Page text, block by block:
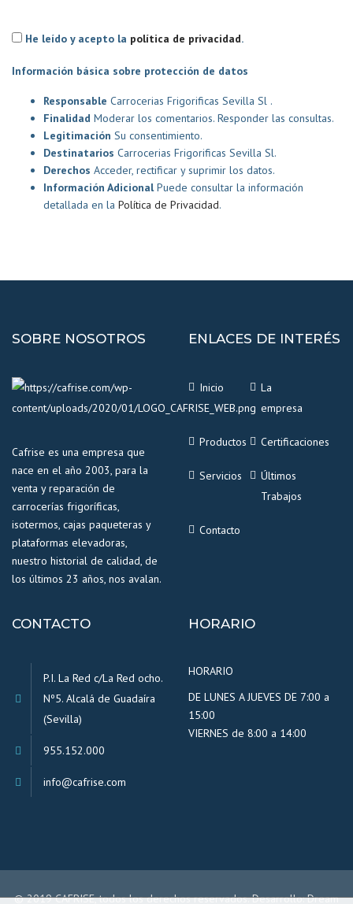
He leído y acepto la política de privacidad.
Información básica sobre protección de datos
Responsable Carrocerias Frigorificas Sevilla Sl .
Finalidad Moderar los comentarios. Responder las consultas.
Legitimación Su consentimiento.
Destinatarios Carrocerias Frigorificas Sevilla Sl.
Derechos Acceder, rectificar y suprimir los datos.
Información AdicionalPuede consultar la información
detallada en la Política de Privacidad.
SOBRE NOSOTROS
Cafrise es una empresa que
nace en el año 2003, para la
venta y reparación de
carrocerías frigoríficas,
isotermos, cajas paqueteras y
plataformas elevadoras,
nuestro historial de calidad, de
los últimos 23 años, nos avalan.
ENLACES DE INTERÉS
Inicio
La
empresa
Productos Certificaciones
Servicios
Últimos
Trabajos
Contacto
CONTACTO
P.I. La Red c/La Red ocho.
Nº5. Alcalá de Guadaíra
(Sevilla)
955.152.000
info@cafrise.com
HORARIO
HORARIO
DE LUNES A JUEVES DE 7:00 a
15:00
VIERNES de 8:00 a 14:00
© 2019 CAFRISE, todos los derechos reservados. Desarrollo:Dream